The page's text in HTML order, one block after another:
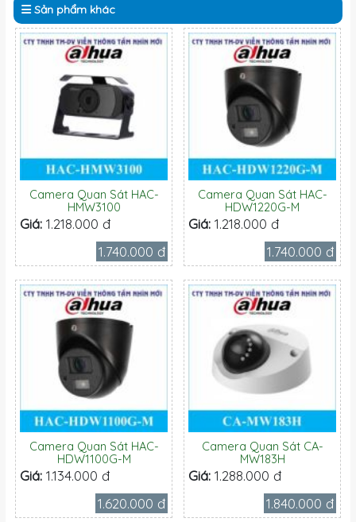
Sản phẩm khác
Camera Quan Sát HAC-
HMW3100
Giá: 1.218.000 đ
1.740.000 đ
Camera Quan Sát HAC-
HDW1220G-M
Giá: 1.218.000 đ
1.740.000 đ
Camera Quan Sát HAC-
HDW1100G-M
Giá: 1.134.000 đ
1.620.000 đ
Camera Quan Sát CA-
MW183H
Giá: 1.288.000 đ
1.840.000 đ